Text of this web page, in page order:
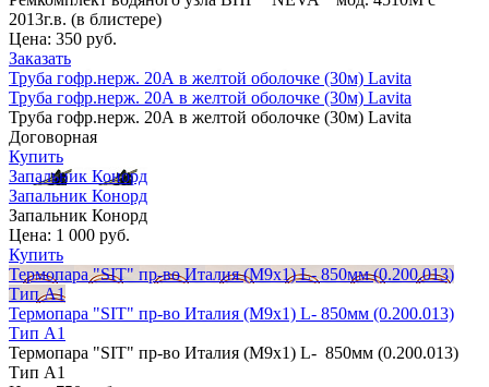
2013г.в. (в блистере)
Цена: 350 руб.
Заказать
Труба гофр.нерж. 20А в желтой оболочке (30м) Lavita
Труба гофр.нерж. 20А в желтой оболочке (30м) Lavita
Труба гофр.нерж. 20А в желтой оболочке (30м) Lavita
Договорная
Купить
Запальник Конорд
Запальник Конорд
Запальник Конорд
Цена: 1 000 руб.
Купить
Термопара "SIT" пр-во Италия (М9х1) L- 850мм (0.200.013)
Тип А1
Термопара "SIT" пр-во Италия (М9х1) L- 850мм (0.200.013)
Тип А1
Термопара "SIT" пр-во Италия (М9х1) L- 850мм (0.200.013)
Тип А1